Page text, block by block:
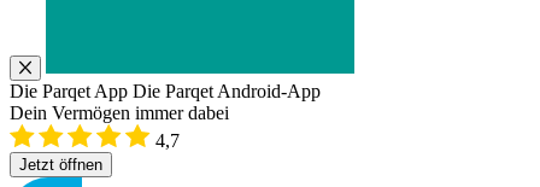
Die Parqet App Die Parqet Android-App
Dein Vermögen immer dabei
4,7
Jetzt öffnen